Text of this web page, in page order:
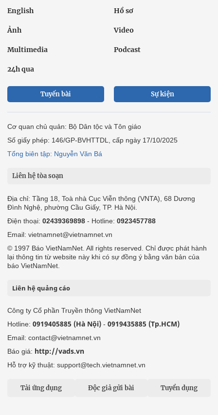
English Hồ sơ
Ảnh Video
Multimedia Podcast
24h qua
Tuyến bài Sự kiện
Cơ quan chủ quản: Bộ Dân tộc và Tôn giáo
Số giấy phép: 146/GP-BVHTTDL, cấp ngày 17/10/2025
Tổng biên tập: Nguyễn Văn Bá
Liên hệ tòa soạn
Địa chỉ: Tầng 18, Toà nhà Cục Viễn thông (VNTA), 68 Dương
Đình Nghệ, phường Cầu Giấy, TP. Hà Nội.
Điện thoại: 02439369898 - Hotline: 0923457788
Email: vietnamnet@vietnamnet.vn
© 1997 Báo VietNamNet. All rights reserved. Chỉ được phát hành
lại thông tin từ website này khi có sự đồng ý bằng văn bản của
báo VietNamNet.
Liên hệ quảng cáo
Công ty Cổ phần Truyền thông VietNamNet
Hotline: 0919405885 (Hà Nội) - 0919435885 (Tp.HCM)
Email: contact@vietnamnet.vn
Báo giá: http://vads.vn
Hỗ trợ kỹ thuật: support@tech.vietnamnet.vn
Tải ứng dụng Độc giả gửi bài Tuyển dụng